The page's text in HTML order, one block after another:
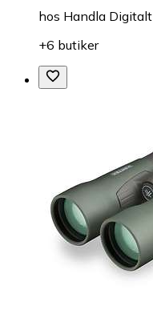
hos Handla Digitalt
+6 butiker